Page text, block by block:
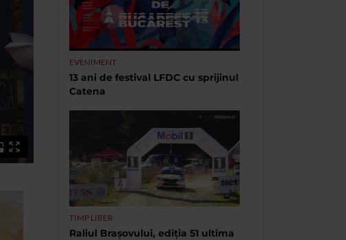
EVENIMENT
13 ani de festival LFDC cu sprijinul
Catena
TIMP LIBER
Raliul Brașovului, ediția 51 ultima